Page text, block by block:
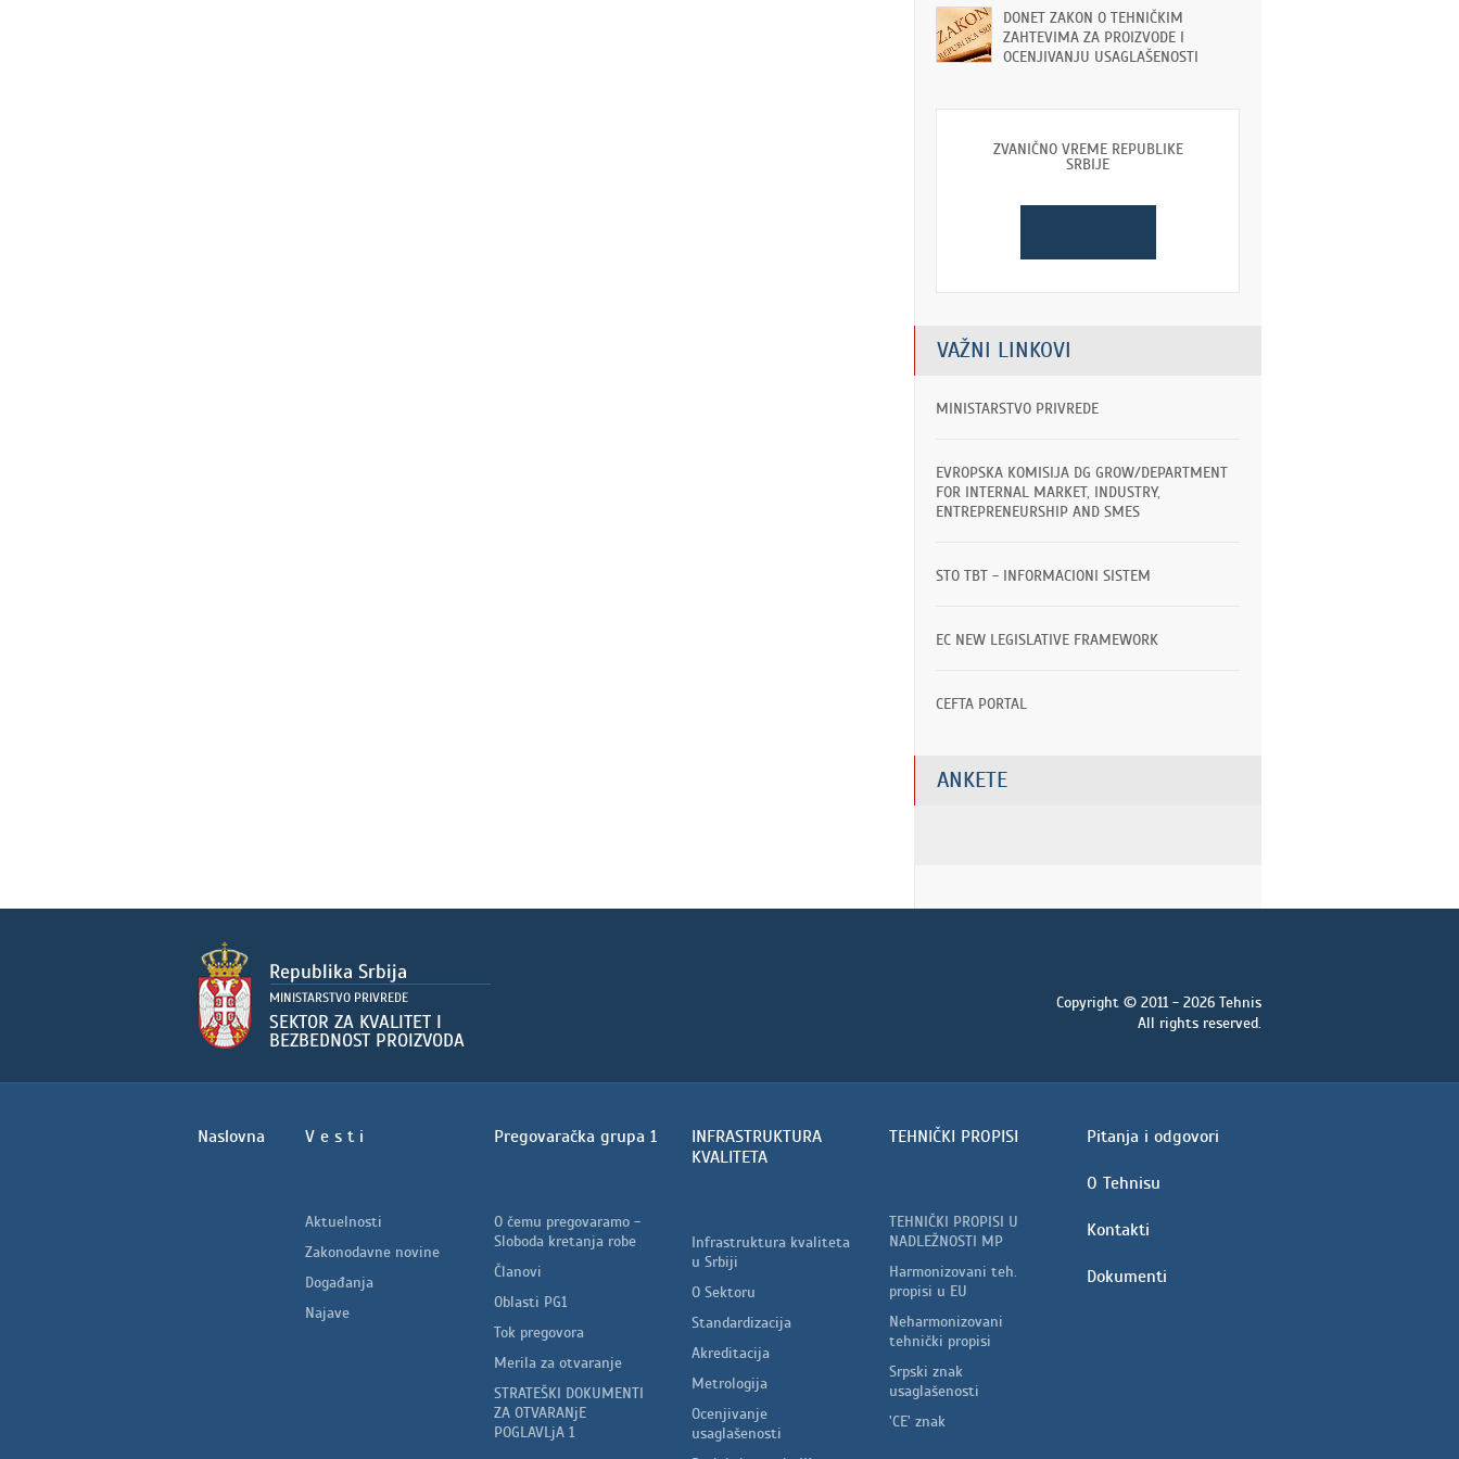
DONET ZAKON O TEHNIČKIM
ZAHTEVIMA ZA PROIZVODE I
OCENJIVANJU USAGLAŠENOSTI
ZVANIČNO VREME REPUBLIKE
SRBIJE
VAŽNI LINKOVI
MINISTARSTVO PRIVREDE
EVROPSKA KOMISIJA DG GROW/DEPARTMENT
FOR INTERNAL MARKET, INDUSTRY,
ENTREPRENEURSHIP AND SMES
STO TBT - INFORMACIONI SISTEM
EC NEW LEGISLATIVE FRAMEWORK
CEFTA PORTAL
ANKETE
Copyright © 2011 - 2026 Tehnis
All rights reserved.
Naslovna V e s t i
Aktuelnosti
Zakonodavne novine
Događanja
Najave
Pregovaračka grupa 1
O čemu pregovaramo -
Sloboda kretanja robe
Članovi
Oblasti PG1
Tok pregovora
Merila za otvaranje
STRATEŠKI DOKUMENTI
ZA OTVARANjE
POGLAVLjA 1
INFRASTRUKTURA
KVALITETA
Infrastruktura kvaliteta
u Srbiji
O Sektoru
Standardizacija
Akreditacija
Metrologija
Ocenjivanje
usaglašenosti
TEHNIČKI PROPISI
TEHNIČKI PROPISI U
NADLEŽNOSTI MP
Harmonizovani teh.
propisi u EU
Neharmonizovani
tehnički propisi
Srpski znak
usaglašenosti
'CE' znak
Pitanja i odgovori
O Tehnisu
Kontakti
Dokumenti